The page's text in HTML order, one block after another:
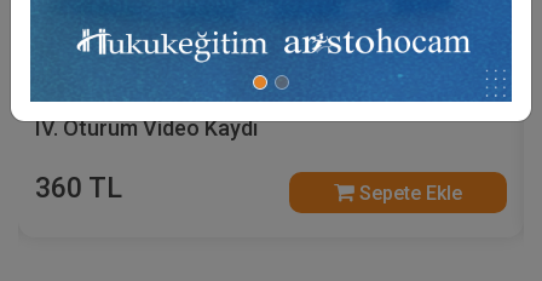
Sosyal Güvenlik Hukuku - V. İş Hukuku Kongresi -
IV. Oturum Video Kaydı
360 TL Sepete Ekle